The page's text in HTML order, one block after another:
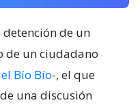
de la víctima,
junto a su madre.
recabados por